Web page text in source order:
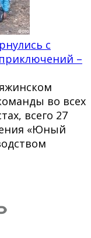
с
–
во всех
всего 27
«Юный